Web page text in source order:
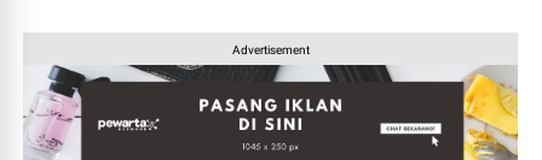
Advertisement